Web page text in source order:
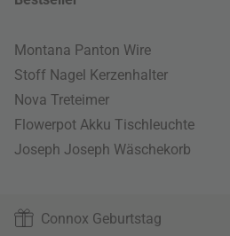
Montana Panton Wire
Stoff Nagel Kerzenhalter
Nova Treteimer
Flowerpot Akku Tischleuchte
Joseph Joseph Wäschekorb
Connox Geburtstag